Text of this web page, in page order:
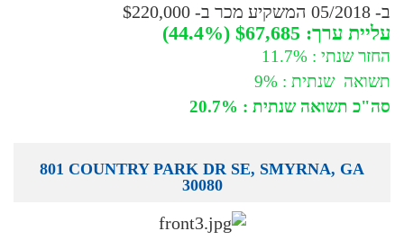
ב- 05/2018 המשקיע מכר ב- $220,000
עליית ערך: $67,685 (44.4%)
החזר שנתי : 11.7%
תשואה שנתית : 9%
סה"כ תשואה שנתית : 20.7%
801 COUNTRY PARK DR SE, SMYRNA, GA
30080